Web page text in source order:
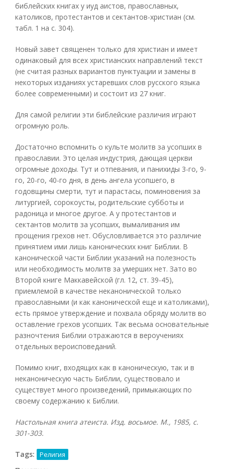
библейских книгах у иуд аистов, православных,
католиков, протестантов и сектантов-христиан (см.
табл. 1 на с. 304).
Новый завет священен только для христиан и имеет
одинаковый для всех христианских направлений текст
(не считая разных вариантов пунктуации и замены в
некоторых изданиях устаревших слов русского языка
более современными) и состоит из 27 книг.
Для самой религии эти библейские различия играют
огромную роль.
Достаточно вспомнить о культе молитв за усопших в
православии. Это целая индустрия, дающая церкви
огромные доходы. Тут и отпевания, и панихиды 3-го, 9-
го, 20-го, 40-го дня, в день ангела усопшего, в
годовщины смерти, тут и парастасы, поминовения за
литургией, сорокоусты, родительские субботы и
радоница и многое другое. А у протестантов и
сектантов молитв за усопших, вымаливания им
прощения грехов нет. Обусловливается это различие
принятием ими лишь канонических книг Библии. В
канонической части Библии указаний на полезность
или необходимость молитв за умерших нет. Зато во
Второй книге Маккавейской (гл. 12, ст. 39-45),
приемлемой в качестве неканонической только
православными (и как канонической еще и католиками),
есть прямое утверждение и похвала обряду молитв во
оставление грехов усопших. Так весьма основательные
разночтения Библии отражаются в вероучениях
отдельных вероисповеданий.
Помимо книг, входящих как в каноническую, так и в
неканоническую часть Библии, существовало и
существует много произведений, примыкающих по
своему содержанию к Библии.
Настольная книга атеиста. Изд. восьмое. М., 1985, с.
301-303.
Tags: Религия